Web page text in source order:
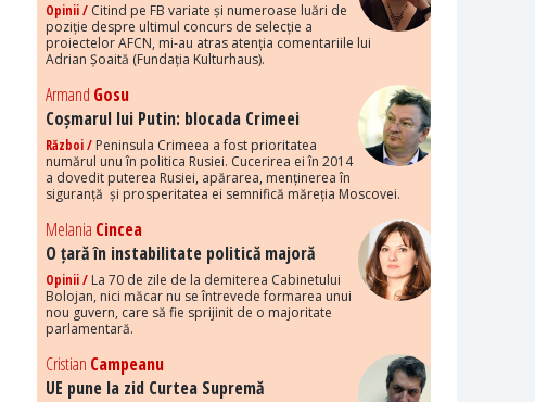
Opinii / Citind pe FB variate și numeroase luări de
poziție despre ultimul concurs de selecție a
proiectelor AFCN, mi-au atras atenția comentariile lui
Adrian Șoaită (Fundația Kulturhaus).
Armand Gosu
Coșmarul lui Putin: blocada Crimeei
Război / Peninsula Crimeea a fost prioritatea
numărul unu în politica Rusiei. Cucerirea ei în 2014
a dovedit puterea Rusiei, apărarea, menținerea în
siguranță și prosperitatea ei semnifică măreția Moscovei.
Melania Cincea
O țară în instabilitate politică majoră
Opinii / La 70 de zile de la demiterea Cabinetului
Bolojan, nici măcar nu se întrevede formarea unui
nou guvern, care să fie sprijinit de o majoritate
parlamentară.
Cristian Campeanu
UE pune la zid Curtea Supremă